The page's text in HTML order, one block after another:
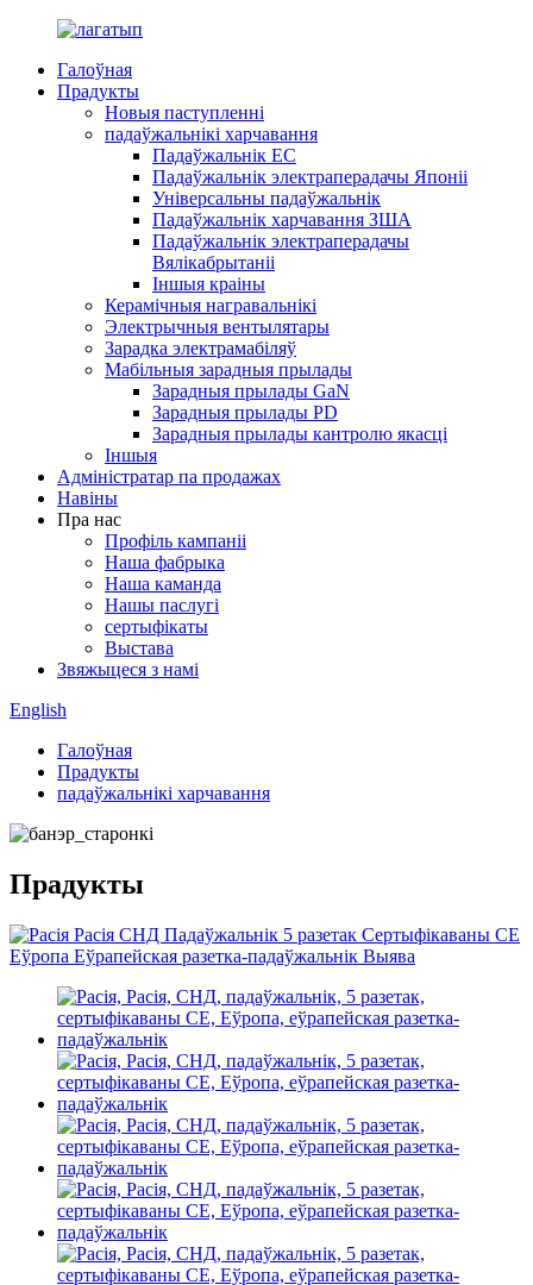
Галоўная
Прадукты
Новыя паступленні
падаўжальнікі харчавання
Падаўжальнік ЕС
Падаўжальнік электраперадачы Японіі
Універсальны падаўжальнік
Падаўжальнік харчавання ЗША
Падаўжальнік электраперадачы
Вялікабрытаніі
Іншыя краіны
Керамічныя награвальнікі
Электрычныя вентылятары
Зарадка электрамабіляў
Мабільныя зарадныя прылады
Зарадныя прылады GaN
Зарадныя прылады PD
Зарадныя прылады кантролю якасці
Іншыя
Адміністратар па продажах
Навіны
Пра нас
Профіль кампаніі
Наша фабрыка
Наша каманда
Нашы паслугі
сертыфікаты
Выстава
Звяжыцеся з намі
English
Галоўная
Прадукты
падаўжальнікі харчавання
Прадукты